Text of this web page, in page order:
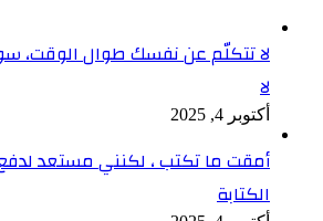
لا تتكلّم عن نفسك طوال الوقت،
لا
أكتوبر 4, 2025
أمقت ما تكتب ، لكنني مستعد
الكتابة